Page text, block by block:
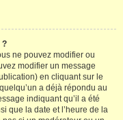
?
ne pouvez modifier ou
modifier un message
en cliquant sur le
a déjà répondu au
indiquant qu’il a été
que la date et l’heure de la